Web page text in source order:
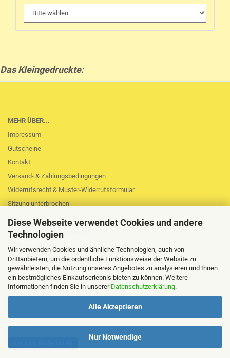
Diese Webseite verwendet Cookies und andere
Technologien
Wir verwenden Cookies und ähnliche Technologien, auch von
Drittanbietern, um die ordentliche Funktionsweise der Website zu
gewährleisten, die Nutzung unseres Angebotes zu analysieren und Ihnen
ein bestmögliches Einkaufserlebnis bieten zu können. Weitere
Informationen finden Sie in unserer Datenschutzerklärung.
Alle Akzeptieren
Nur Notwendige
Das Kleingedruckte:
MEHR ÜBER...
Impressum
Gutscheine
Kontakt
Versand- & Zahlungsbedingungen
Widerrufsrecht & Muster-Widerrufsformular
Sitzung unterbrochen
AGB
Privatsphäre und Datenschutz
Callback Service
Cookie Einstellungen